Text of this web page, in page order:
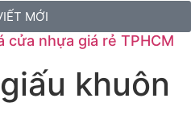
MỚI
cửa nhựa giá rẻ TPHCM
khuôn